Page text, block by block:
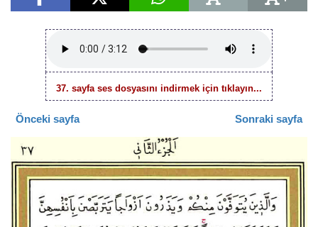
37. sayfa ses dosyasını indirmek için tıklayın...
Önceki sayfa Sonraki sayfa